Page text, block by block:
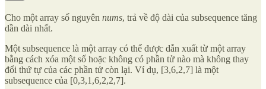
Cho một array số nguyên nums, trả về độ dài của subsequence tăng
dần dài nhất.
Một subsequence là một array có thể được dẫn xuất từ một array
bằng cách xóa một số hoặc không có phần tử nào mà không thay
đổi thứ tự của các phần tử còn lại. Ví dụ, [3,6,2,7] là một
subsequence của [0,3,1,6,2,2,7].